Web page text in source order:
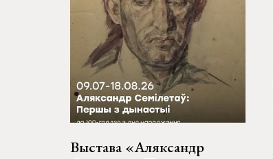
Выстава «Аляксандр